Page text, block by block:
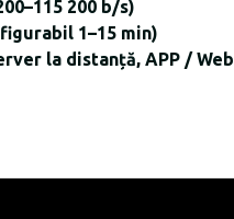
200 b/s)
1–15 min)
la distanță, APP / Web